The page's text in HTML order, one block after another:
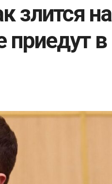
злится на
приедут в